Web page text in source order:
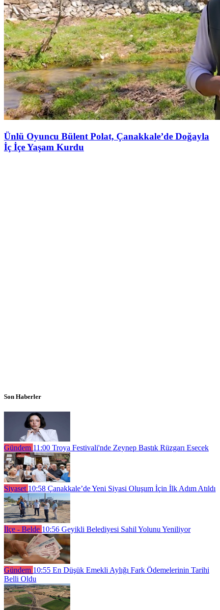
Ünlü Oyuncu Bülent Polat, Çanakkale’de Doğayla
İç İçe Yaşam Kurdu
Son Haberler
Gündem 11:00 Troya Festivali'nde Zeynep Bastık Rüzgarı Esecek
Siyaset 10:58 Çanakkale’de Yeni Siyasi Oluşum İçin İlk Adım Atıldı
İlçe - Belde 10:56 Geyikli Belediyesi Sahil Yolunu Yeniliyor
Gündem 10:55 En Düşük Emekli Aylığı Fark Ödemelerinin Tarihi
Belli Oldu